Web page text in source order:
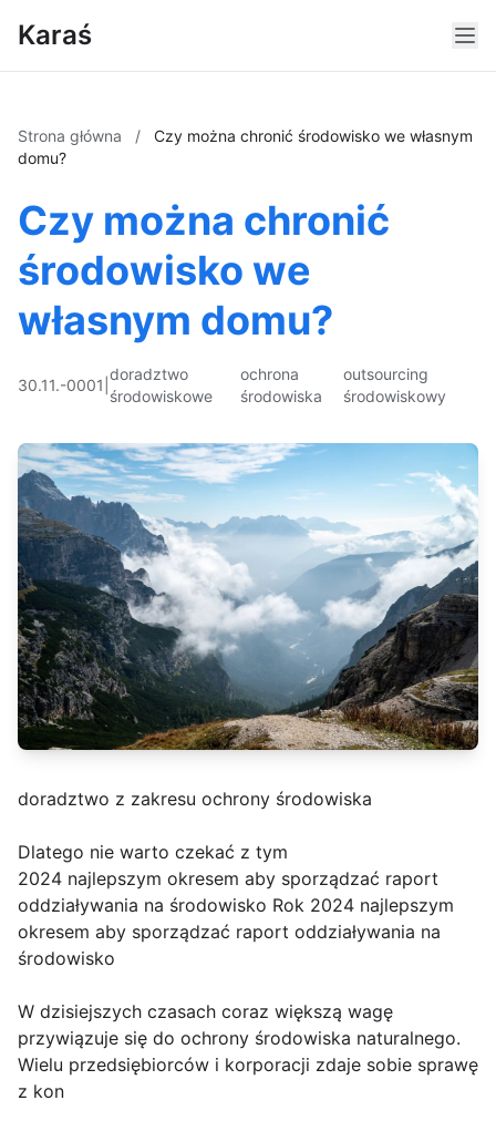
Karaś
Strona główna /
Czy można chronić środowisko we własnym
domu?
Czy można chronić
środowisko we
własnym domu?
30.11.-0001
doradztwo
środowiskowe
ochrona
środowiska
outsourcing
środowiskowy
doradztwo z zakresu ochrony środowiska
Dlatego nie warto czekać z tym
2024 najlepszym okresem aby sporządzać raport
oddziaływania na środowisko Rok 2024 najlepszym
okresem aby sporządzać raport oddziaływania na
środowisko
W dzisiejszych czasach coraz większą wagę
przywiązuje się do ochrony środowiska naturalnego.
Wielu przedsiębiorców i korporacji zdaje sobie sprawę
z kon